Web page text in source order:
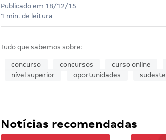
Publicado em 18/12/15
1 min. de leitura
Tudo que sabemos sobre:
concurso concursos curso online
nível superior
oportunidades sudeste
Notícias recomendadas